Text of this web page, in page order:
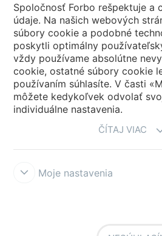
Zvoľte krajinu
Zvoľte svoju krajinu
Spoločnosť Forbo rešpektuje a
údaje. Na našich webových
súbory cookie a podobné
poskytli optimálny
vždy používame absolútne
cookie, ostatné súbory cookie
používaním súhlasíte. V časti
môžete kedykoľvek odvolať
individuálne nastavenia.
ČÍTAJ VIAC
Moje nastavenia